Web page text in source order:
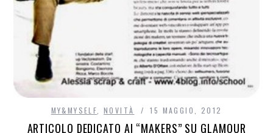
MY&MYSELF ,NOVITÀ 15 MAGGIO, 2012
ARTICOLO DEDICATO AI “MAKERS” SU GLAMOUR